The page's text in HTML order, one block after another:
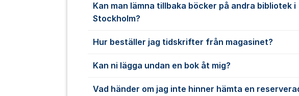
Kan man lämna tillbaka böcker på andra bibliotek i
Stockholm?
Hur beställer jag tidskrifter från magasinet?
Kan ni lägga undan en bok åt mig?
Vad händer om jag inte hinner hämta en